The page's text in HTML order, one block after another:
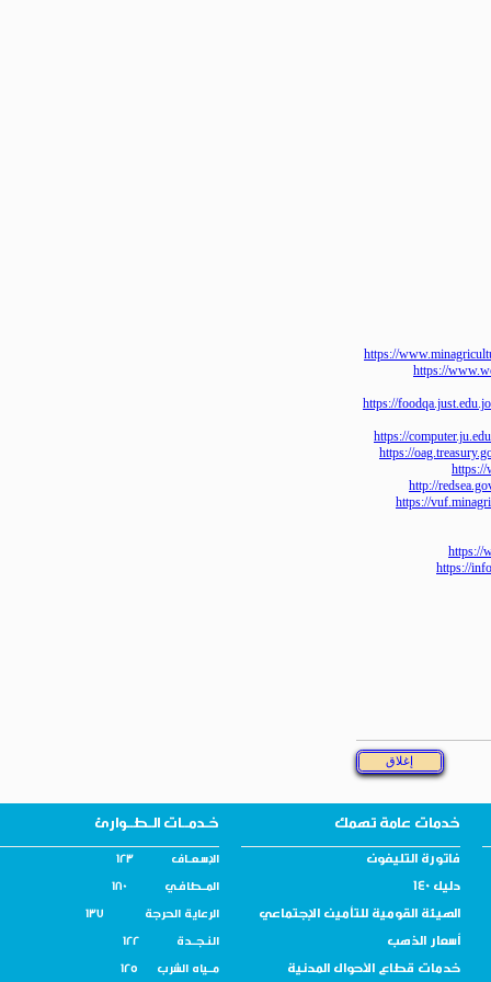
https://
https://
https://
https://
https://
http://
https://
خدمات عامة تهمك خـدمــات الـطــوارئ
فاتورة التليفون الإسـعــاف 123
دليل 140 المــطافـي 180
الهيئة القومية للتأمين الإجتماعي الرعاية الحرجة 137
أسعار الذهب النـجــدة 122
خدمات قطاع الأحوال المدنية مــياه الشرب 125